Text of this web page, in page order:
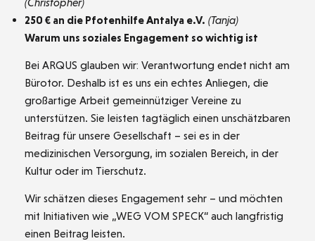
250 € an die Pfotenhilfe Antalya e.V. (Tanja)
Warum uns soziales Engagement so wichtig ist
Bei ARQUS glauben wir: Verantwortung endet nicht am
Bürotor. Deshalb ist es uns ein echtes Anliegen, die
großartige Arbeit gemeinnütziger Vereine zu
unterstützen. Sie leisten tagtäglich einen unschätzbaren
Beitrag für unsere Gesellschaft – sei es in der
medizinischen Versorgung, im sozialen Bereich, in der
Kultur oder im Tierschutz.
Wir schätzen dieses Engagement sehr – und möchten
mit Initiativen wie „WEG VOM SPECK“ auch langfristig
einen Beitrag leisten.